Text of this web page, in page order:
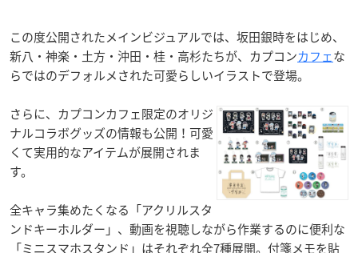
この度公開されたメインビジュアルでは、坂田銀時をはじめ、
新八・神楽・土方・沖田・桂・高杉たちが、カプコンカフェな
らではのデフォルメされた可愛らしいイラストで登場。
さらに、カプコンカフェ限定のオリジ
ナルコラボグッズの情報も公開！可愛
くて実用的なアイテムが展開されま
す。
全キャラ集めたくなる「アクリルスタ
ンドキーホルダー」、動画を視聴しながら作業するのに便利な
「ミニスマホスタンド」はそれぞれ全7種展開。付箋メモを貼